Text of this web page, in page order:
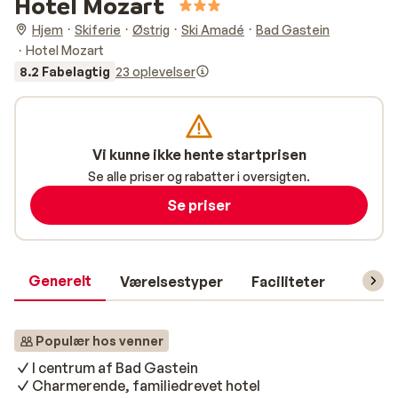
Hjem Skiferie Østrig Ski Amadé
Bad Gastein
Hotel Mozart
8.2 Fabelagtig 23 oplevelser
Generelt Værelsestyper Faciliteter
Populær hos venner
I centrum af Bad Gastein
Charmerende, familiedrevet hotel
Vi kunne ikke hente startprisen
Se alle priser og rabatter i oversigten.
Se priser